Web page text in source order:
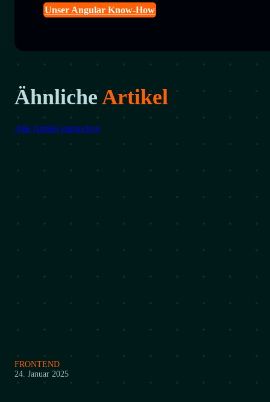
Unser Angular Know-How
Ähnliche Artikel
Alle Artikel entdecken
FRONTEND
24. Januar 2025